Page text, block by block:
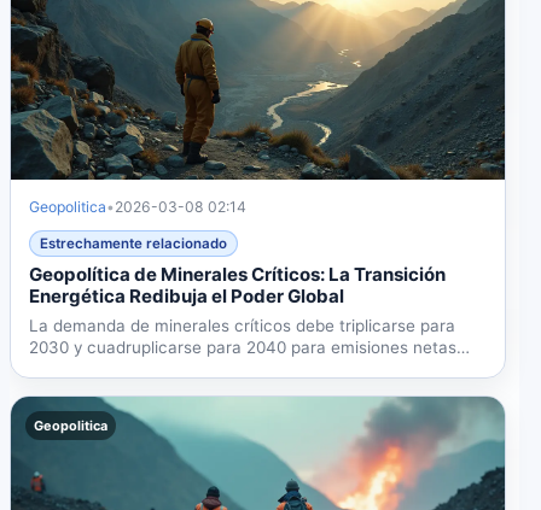
Geopolitica• 2026-03-08 02:14
Estrechamente relacionado
Geopolítica de Minerales Críticos: La Transición
Energética Redibuja el Poder Global
La demanda de minerales críticos debe triplicarse para
2030 y cuadruplicarse para 2040 para emisiones netas
Geopolitica